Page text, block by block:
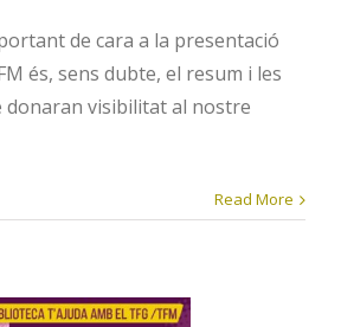
de cara a la presentació
és, sens dubte, el resum i les
donaran visibilitat al nostre
Read More
TFM – 5.